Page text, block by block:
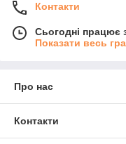
Контакти
Сьогодні працює
Показати весь
Про нас
Контакти